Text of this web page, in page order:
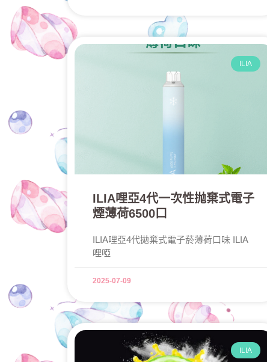
ILIA
ILIA哩亞4代一次性抛棄式電子
煙薄荷6500口
ILIA哩亞4代拋棄式電子菸薄荷口味 ILIA
哩啞
2025-07-09
ILIA